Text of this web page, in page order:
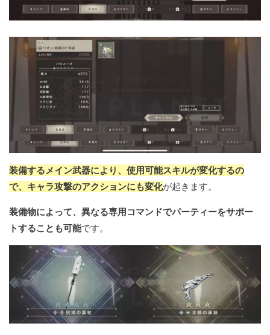
装備するメイン武器により、使用可能スキルが変化するの
で、キャラ攻撃のアクションにも変化が起きます。
装備物によって、異なる専用コマンドでパーティーをサポー
トすることも可能です。